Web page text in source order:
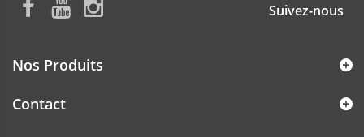
Suivez-nous
Nos Produits
Contact